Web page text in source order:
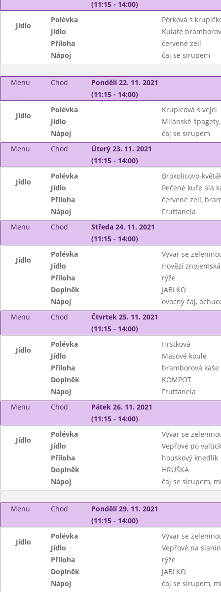
(11:15 - 14:00)
Jídlo
Polévka
Pórková s
Jídlo
Kulaté
Příloha
červené zelí
Nápoj
čaj se sirupem
Menu Chod
Pondělí 22. 11. 2021
(11:15 - 14:00)
Jídlo
Polévka
Krupicová s vejci
Jídlo
Milánské
Nápoj
čaj se sirupem
Menu
Chod
Úterý 23. 11. 2021
(11:15 - 14:00)
Jídlo
Polévka
Brokolicovo-
Jídlo
Pečené kuře ala
Příloha
červené zelí,
Nápoj
Fruttanela
Menu
Chod
Středa 24. 11. 2021
(11:15 - 14:00)
Jídlo
Polévka
Vývar se
Jídlo
Hovězí znojemská
Příloha
rýže
Doplněk
JABLKO
Nápoj
ovocný čaj,
Menu
Chod
Čtvrtek 25. 11. 2021
(11:15 - 14:00)
Jídlo
Polévka
Hrstková
Jídlo
Masové koule
Příloha
bramborová kaše
Doplněk
KOMPOT
Nápoj
Fruttanela
Menu
Chod
Pátek 26. 11. 2021
(11:15 - 14:00)
Jídlo
Polévka
Vývar se
Jídlo
Vepřové po
Příloha
houskový knedlík
Doplněk
HRUŠKA
Nápoj
čaj se sirupem,
Menu Chod
Pondělí 29. 11. 2021
(11:15 - 14:00)
Jídlo
Polévka
Vývar se
Jídlo
Vepřové na
Příloha
rýže
Doplněk
JABLKO
Nápoj
čaj se sirupem,